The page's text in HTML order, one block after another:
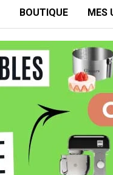
BOUTIQUE MES